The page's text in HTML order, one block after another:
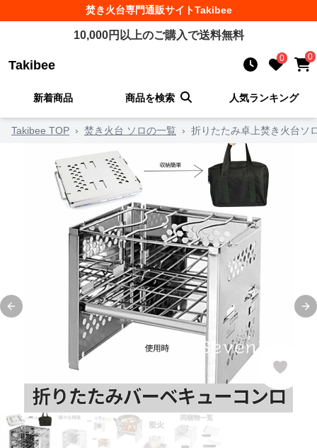
焚き火台専門通販サイトTakibee
10,000円以上のご購入で送料無料
Takibee 0 0
新着商品 商品を検索 人気ランキング
Takibee TOP › 焚き火台 ソロの一覧 › 折りたたみ卓上焚き火台ソ
Previous slide